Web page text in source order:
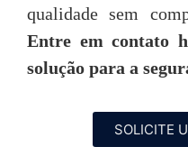
Tarsis Tavares
qualidade sem
Entre em contato
solução para a
SOLICITE